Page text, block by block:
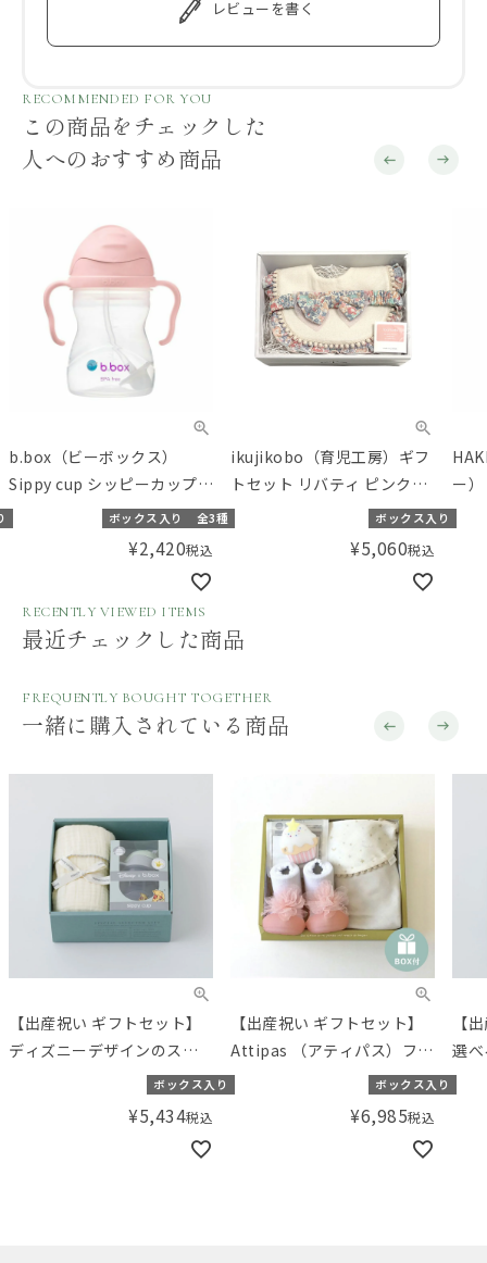
レビューを書く
RECOMMENDED FOR YOU
この商品をチェックした
人へのおすすめ商品
b.box（ビーボックス）
Sippy cup シッピーカップ
ジェラートシリーズ
ボックス入り 全3種
¥2,420税込
ikujikobo（育児工房）ギフ
トセット リバティ ピンク
Michelle（ミシェル）【ギ
フトボックス入り】
ボックス入り
¥5,060税込
ー
ッ
RECENTLY VIEWED ITEMS
最近チェックした商品
FREQUENTLY BOUGHT TOGETHER
一緒に購入されている商品
【出産祝い ギフトセット】
ディズニーデザインのスト
ローマグとアミングオリジ
ナルおくるみの選べるセッ
ト 【ギフトボックス入り】
／Amingオリジナルセット
ボックス入り
¥5,434税込
【出産祝い ギフトセット】
Attipas （アティパス）ファ
ーストシューズ（11.5cm）
とスタイギフト ピンク×ホ
ワイト【ギフトボックス入
り】／Amingオリジナルセ
ボックス入り
¥6,985税込
【
選